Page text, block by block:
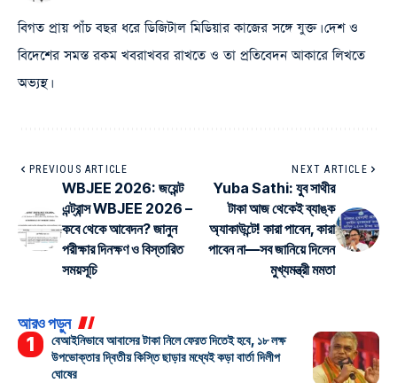
বিগত প্রায় পাঁচ বছর ধরে ডিজিটাল মিডিয়ার কাজের সঙ্গে যুক্ত। দেশ ও
বিদেশের সমস্ত রকম খবরাখবর রাখতে ও তা প্রতিবেদন আকারে লিখতে
অভ্যস্থ।
PREVIOUS ARTICLE
WBJEE 2026: জয়েন্ট
এন্ট্রান্স WBJEE 2026 –
কবে থেকে আবেদন? জানুন
পরীক্ষার দিনক্ষণ ও বিস্তারিত
সময়সূচি
NEXT ARTICLE
Yuba Sathi: যুব সাথীর
টাকা আজ থেকেই ব্যাঙ্ক
অ্যাকাউন্টে! কারা পাবেন, কারা
পাবেন না—সব জানিয়ে দিলেন
মুখ্যমন্ত্রী মমতা
আরও পড়ুন
বেআইনিভাবে আবাসের টাকা নিলে ফেরত দিতেই হবে, ১৮ লক্ষ
উপভোক্তার দ্বিতীয় কিস্তি ছাড়ার মধ্যেই কড়া বার্তা দিলীপ
ঘোষের